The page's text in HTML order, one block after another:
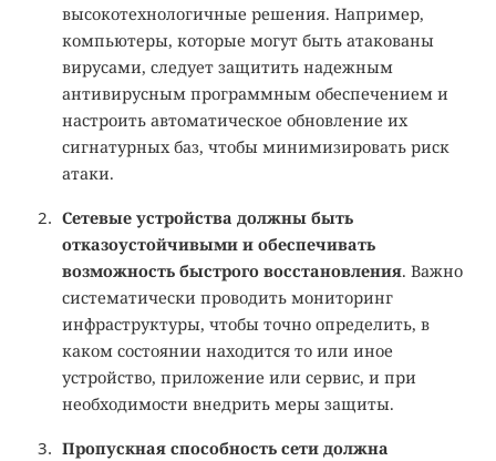
высокотехнологичные решения. Например,
компьютеры, которые могут быть атакованы
вирусами, следует защитить надежным
антивирусным программным обеспечением и
настроить автоматическое обновление их
сигнатурных баз, чтобы минимизировать риск
атаки.
Сетевые устройства должны быть
отказоустойчивыми и обеспечивать
возможность быстрого восстановления. Важно
систематически проводить мониторинг
инфраструктуры, чтобы точно определить, в
каком состоянии находится то или иное
устройство, приложение или сервис, и при
необходимости внедрить меры защиты.
Пропускная способность сети должна